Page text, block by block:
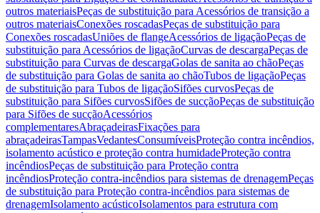
outros materiaisPeças de substituição para Acessórios de transição a
outros materiaisConexões roscadasPeças de substituição para
Conexões roscadasUniões de flangeAcessórios de ligaçãoPeças de
substituição para Acessórios de ligaçãoCurvas de descargaPeças de
substituição para Curvas de descargaGolas de sanita ao chãoPeças
de substituição para Golas de sanita ao chãoTubos de ligaçãoPeças
de substituição para Tubos de ligaçãoSifões curvosPeças de
substituição para Sifões curvosSifões de sucçãoPeças de substituição
para Sifões de sucçãoAcessórios
complementaresAbraçadeirasFixações para
abraçadeirasTampasVedantesConsumíveisProteção contra incêndios,
isolamento acústico e proteção contra humidadeProteção contra
incêndiosPeças de substituição para Proteção contra
incêndiosProteção contra-incêndios para sistemas de drenagemPeças
de substituição para Proteção contra-incêndios para sistemas de
drenagemIsolamento acústicoIsolamentos para estrutura com